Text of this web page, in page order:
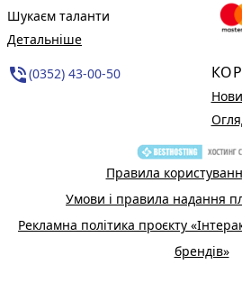
Шукаєм таланти
Детальніше
phone_in_talk(0352) 43-00-50
Правила
Умови і правила надання
Рекламна політика проєкту
брендів»